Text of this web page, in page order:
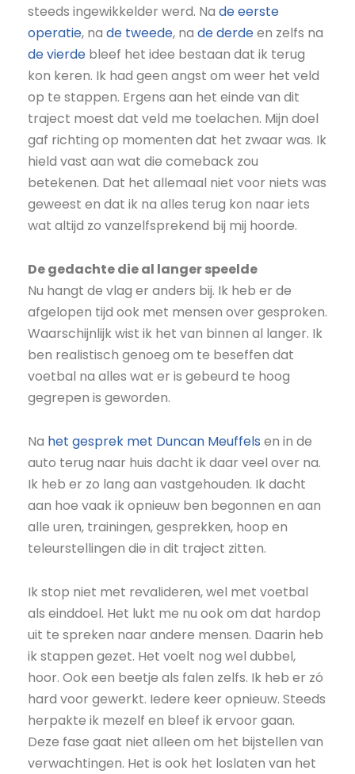
steeds ingewikkelder werd. Na de eerste
operatie, na de tweede, na de derdeen zelfs na
de vierde bleef het idee bestaan dat ik terug
kon keren. Ik had geen angst om weer het veld
op te stappen. Ergens aan het einde van dit
traject moest dat veld me toelachen. Mijn doel
gaf richting op momenten dat het zwaar was. Ik
hield vast aan wat die comeback zou
betekenen. Dat het allemaal niet voor niets was
geweest en dat ik na alles terug kon naar iets
wat altijd zo vanzelfsprekend bij mij hoorde.
De gedachte die al langer speelde
Nu hangt de vlag er anders bij. Ik heb er de
afgelopen tijd ook met mensen over gesproken.
Waarschijnlijk wist ik het van binnen al langer. Ik
ben realistisch genoeg om te beseffen dat
voetbal na alles wat er is gebeurd te hoog
gegrepen is geworden.
Na het gesprek met Duncan Meuffels en in de
auto terug naar huis dacht ik daar veel over na.
Ik heb er zo lang aan vastgehouden. Ik dacht
aan hoe vaak ik opnieuw ben begonnen en aan
alle uren, trainingen, gesprekken, hoop en
teleurstellingen die in dit traject zitten.
Ik stop niet met revalideren, wel met voetbal
als einddoel. Het lukt me nu ook om dat hardop
uit te spreken naar andere mensen. Daarin heb
ik stappen gezet. Het voelt nog wel dubbel,
hoor. Ook een beetje als falen zelfs. Ik heb er zó
hard voor gewerkt. Iedere keer opnieuw. Steeds
herpakte ik mezelf en bleef ik ervoor gaan.
Deze fase gaat niet alleen om het bijstellen van
verwachtingen. Het is ook het loslaten van het